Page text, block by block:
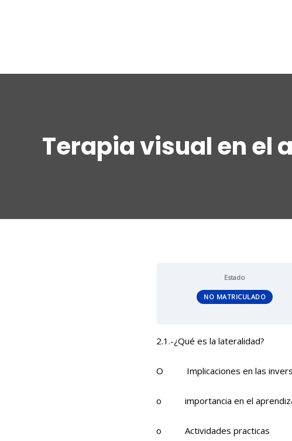
Terapia visual en el
Estado
NO MATRICULADO
2.1.-¿Qué es la lateralidad?
O Implicaciones en las
o importancia en el
o Actividades practicas